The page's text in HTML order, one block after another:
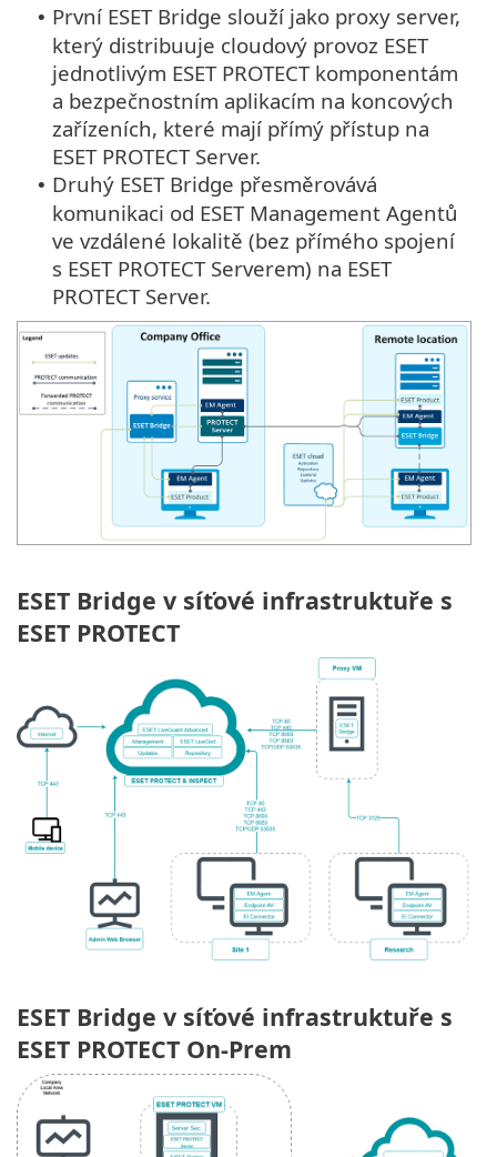
• První ESET Bridge slouží jako proxy server,
který distribuuje cloudový provoz ESET
jednotlivým ESET PROTECT komponentám
a bezpečnostním aplikacím na koncových
zařízeních, které mají přímý přístup na
ESET PROTECT Server.
• Druhý ESET Bridge přesměrovává
komunikaci od ESET Management Agentů
ve vzdálené lokalitě (bez přímého spojení
s ESET PROTECT Serverem) na ESET
PROTECT Server.
ESET Bridge v síťové infrastruktuře s
ESET PROTECT
ESET Bridge v síťové infrastruktuře s
ESET PROTECT On-Prem